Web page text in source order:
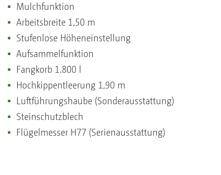
Mulchfunktion
Arbeitsbreite 1,50 m
Stufenlose Höheneinstellung
Aufsammelfunktion
Fangkorb 1.800 l
Hochkippentleerung 1,90 m
Luftführungshaube (Sonderausstattung)
Steinschutzblech
Flügelmesser H77 (Serienausstattung)